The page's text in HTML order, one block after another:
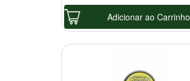
Adicionar ao Carrinho